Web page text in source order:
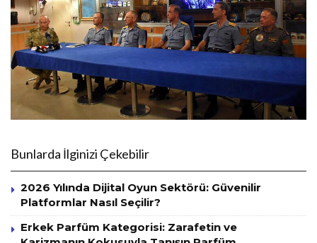
Bunlarda İlginizi Çekebilir
2026 Yılında Dijital Oyun Sektörü: Güvenilir
Platformlar Nasıl Seçilir?
Erkek Parfüm Kategorisi: Zarafetin ve